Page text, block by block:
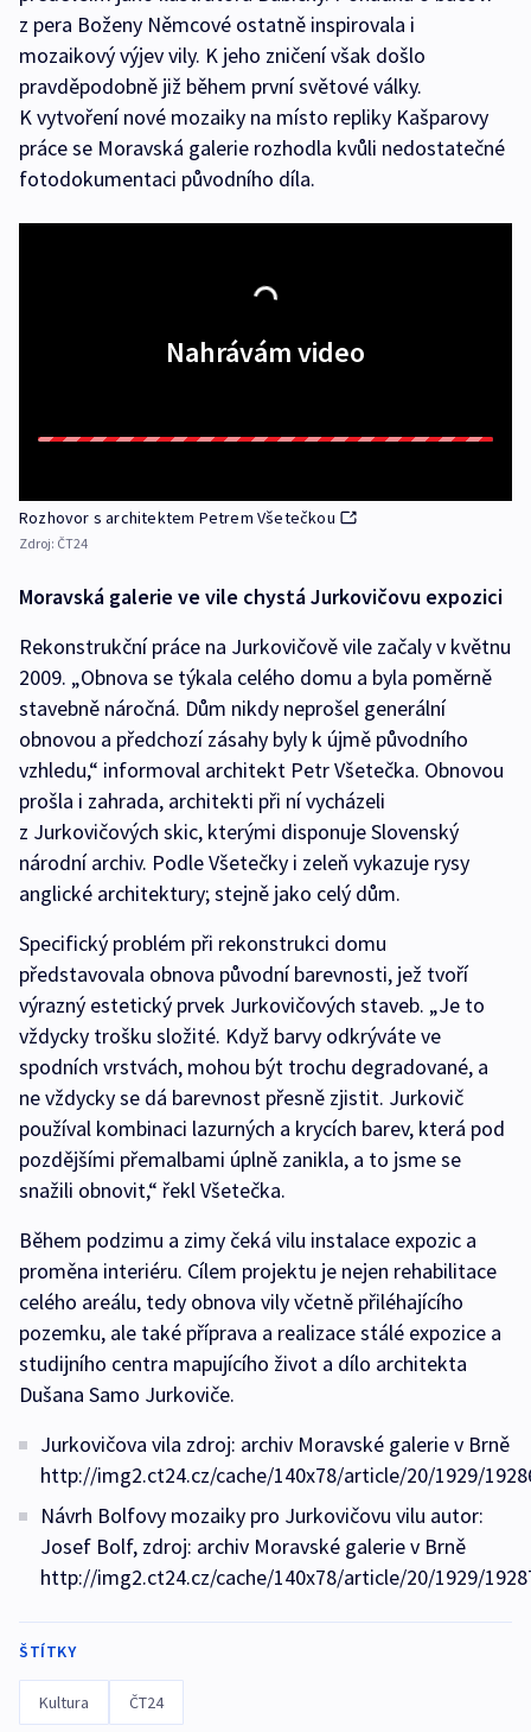
z pera Boženy Němcové ostatně inspirovala i
mozaikový výjev vily. K jeho zničení však došlo
pravděpodobně již během první světové války.
K vytvoření nové mozaiky na místo repliky Kašparovy
práce se Moravská galerie rozhodla kvůli nedostatečné
fotodokumentaci původního díla.
Nahrávám video
Rozhovor s architektem Petrem Všetečkou
Zdroj: ČT24
Moravská galerie ve vile chystá Jurkovičovu expozici
Rekonstrukční práce na Jurkovičově vile začaly v květnu
2009. „Obnova se týkala celého domu a byla poměrně
stavebně náročná. Dům nikdy neprošel generální
obnovou a předchozí zásahy byly k újmě původního
vzhledu,“ informoval architekt Petr Všetečka. Obnovou
prošla i zahrada, architekti při ní vycházeli
z Jurkovičových skic, kterými disponuje Slovenský
národní archiv. Podle Všetečky i zeleň vykazuje rysy
anglické architektury; stejně jako celý dům.
Specifický problém při rekonstrukci domu
představovala obnova původní barevnosti, jež tvoří
výrazný estetický prvek Jurkovičových staveb. „Je to
vždycky trošku složité. Když barvy odkrýváte ve
spodních vrstvách, mohou být trochu degradované, a
ne vždycky se dá barevnost přesně zjistit. Jurkovič
používal kombinaci lazurných a krycích barev, která pod
pozdějšími přemalbami úplně zanikla, a to jsme se
snažili obnovit,“ řekl Všetečka.
Během podzimu a zimy čeká vilu instalace expozic a
proměna interiéru. Cílem projektu je nejen rehabilitace
celého areálu, tedy obnova vily včetně přiléhajícího
pozemku, ale také příprava a realizace stálé expozice a
studijního centra mapujícího život a dílo architekta
Dušana Samo Jurkoviče.
Jurkovičova vila zdroj: archiv Moravské galerie v Brně
http://img2.ct24.cz/cache/140x78/article/20/1929/
Návrh Bolfovy mozaiky pro Jurkovičovu vilu autor:
Josef Bolf, zdroj: archiv Moravské galerie v Brně
http://img2.ct24.cz/cache/140x78/article/20/1929/
ŠTÍTKY
Kultura ČT24